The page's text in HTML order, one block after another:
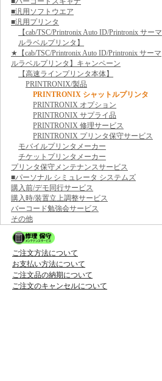
■汎用ソフトウエア
■汎用プリンタ
【cab/TSC/Printronix Auto ID/Printronix サーマ
ルラベルプリンタ】
★【cab/TSC/Printronix Auto ID/Printronix サーマ
ルラベルプリンタ】キャンペーン
【高速ラインプリンタ本体】
PRINTRONIX/製品
PRINTRONIX シャットルプリンタ
PRINTRONIX オプション
PRINTRONIX サプライ品
PRINTRONIX 修理サービス
PRINTRONIX プリンタ保守サービス
モバイルプリンタメーカー
チケットプリンタメーカー
プリンタ保守メンテナンスサービス
■パーソナル シミュレータ システムズ
購入前/デモ同行サービス
購入時/装置立上調整サービス
バーコード勉強会サービス
その他
ご注文方法について
お支払い方法について
ご注文品の納期について
ご注文のキャンセルについて